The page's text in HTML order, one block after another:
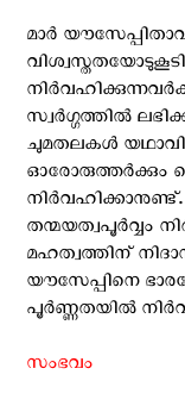
മാര്‍
സ്വര്‍ഗ്ഗത്തില്‍
ചുമതലകള്‍
ഓരോരുത്തര്‍ക്കും
തന്മയത്വപൂര്‍വ്വം
മഹത്വത്തിന്
യൗസേപ്പിനെ
പൂര്‍ണ്ണതയില്‍
സംഭവം